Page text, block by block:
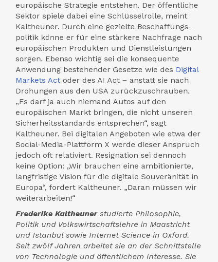
europäische Strategie entstehen. Der öffentliche
Sektor spiele dabei eine Schlüssel­rolle, meint
Kaltheuner. Durch eine gezielte Beschaffungs­
politik könne er für eine stärkere Nachfrage nach
europäischen Produkten und Dienst­leistungen
sorgen. Ebenso wichtig sei die konsequente
Anwendung bestehender Gesetze wie des Digital
Markets Actoder des AI Act – anstatt sie nach
Drohungen aus den USA zurück­zu­schrauben.
„Es darf ja auch niemand Autos auf den
europäischen Markt bringen, die nicht unseren
Sicherheits­standards entsprechen“, sagt
Kaltheuner. Bei digitalen Angeboten wie etwa der
Social-Media-Plattform X werde dieser Anspruch
jedoch oft relativiert. Resignation sei dennoch
keine Option: „Wir brauchen eine ambitionierte,
lang­fristige Vision für die digitale Souveränität in
Europa“, fordert Kaltheuner. „Daran müssen wir
weiter­arbeiten!“
Frederike Kaltheunerstudierte Philosophie,
Politik und Volks­wirtschafts­lehre in Maastricht
und Istanbul sowie Internet Science in Oxford.
Seit zwölf Jahren arbeitet sie an der Schnitt­stelle
von Technologie und öffentlichem Interesse. Sie